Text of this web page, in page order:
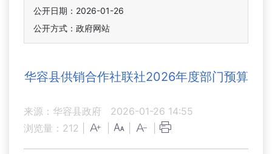
公开日期：2026-01-26
公开方式：政府网站
华容县供销合作社联社2026年度部门预算
来源：华容县政府
2026-01-26 14:55
浏览量： 212